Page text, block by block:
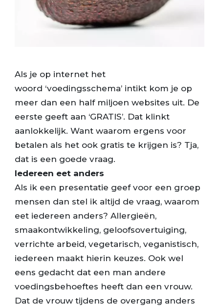
Als je op internet het
woord ‘voedingsschema’ intikt kom je op
meer dan een half miljoen websites uit. De
eerste geeft aan ‘GRATIS’. Dat klinkt
aanlokkelijk. Want waarom ergens voor
betalen als het ook gratis te krijgen is? Tja,
dat is een goede vraag.
Iedereen eet anders
Als ik een presentatie geef voor een groep
mensen dan stel ik altijd de vraag, waarom
eet iedereen anders? Allergieën,
smaakontwikkeling, geloofsovertuiging,
verrichte arbeid, vegetarisch, veganistisch,
iedereen maakt hierin keuzes. Ook wel
eens gedacht dat een man andere
voedingsbehoeftes heeft dan een vrouw.
Dat de vrouw tijdens de overgang anders